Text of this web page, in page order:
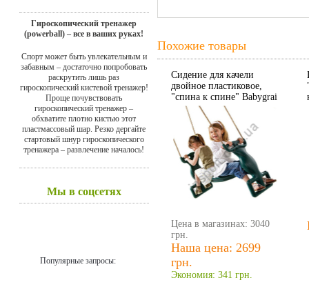
Гироскопический тренажер
(powerball) – все в ваших руках!
Спорт может быть увлекательным и
забавным – достаточно попробовать
раскрутить лишь раз
гироскопический кистевой тренажер!
Проще почувствовать
гироскопический тренажер –
обхватите плотно кистью этот
пластмассовый шар. Резко дергайте
стартовый шнур гироскопического
тренажера – развлечение началось!
Мы в соцсетях
Популярные запросы:
Похожие товары
Сидение для качели
двойное пластиковое,
"спина к спине" Babygrai
Цена в магазинах: 3040
грн.
Наша цена: 2699
грн.
Экономия: 341 грн.